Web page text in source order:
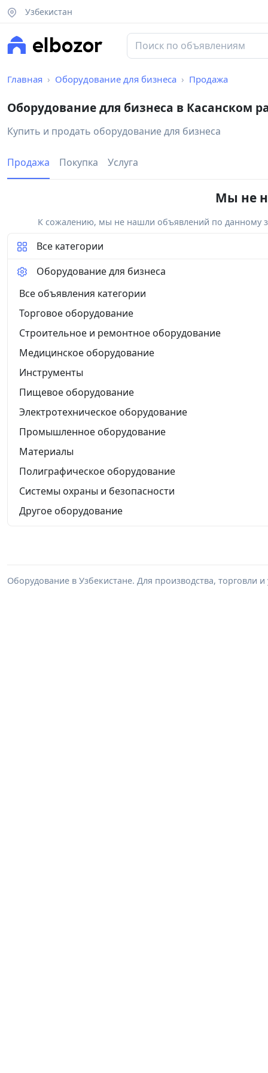
Узбекистан
Главная Оборудование для бизнеса Продажа
Оборудование для бизнеса в Касанском
Купить и продать оборудование для бизнеса
Продажа Покупка Услуга
Мы не
К сожалению, мы не нашли объявлений по данному
Все категории
Оборудование для бизнеса
Все объявления категории
Торговое оборудование
Строительное и ремонтное оборудование
Медицинское оборудование
Инструменты
Пищевое оборудование
Электротехническое оборудование
Промышленное оборудование
Материалы
Полиграфическое оборудование
Системы охраны и безопасности
Другое оборудование
Оборудование в Узбекистане. Для производства, торговли